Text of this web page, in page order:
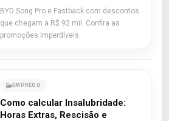
BYD Song Pro e Fastback com descontos
que chegam a R$ 92 mil. Confira as
promoções imperdíveis.
EMPREGO
Como calcular Insalubridade:
Horas Extras, Rescisão e